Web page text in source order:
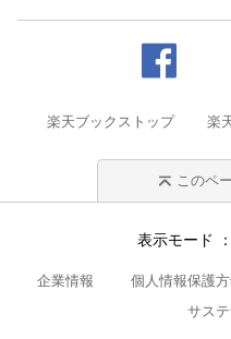
楽天ブックストップ 楽
このペ
表示モード
企業情報 個人情報保護
サス